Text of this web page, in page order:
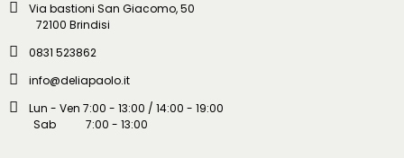
Via bastioni San Giacomo, 50
72100 Brindisi
0831 523862
info@deliapaolo.it
Lun - Ven 7:00 - 13:00 / 14:00 - 19:00
Sab 7:00 - 13:00